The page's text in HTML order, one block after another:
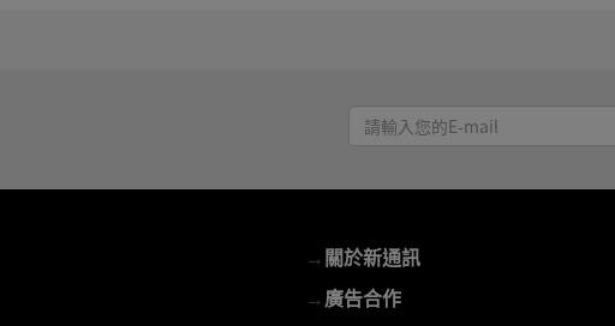
請
輸
E-
mail
→關於新通訊
→廣告合作